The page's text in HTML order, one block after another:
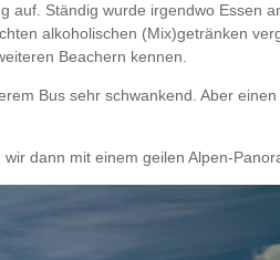
auf. Ständig wurde irgendwo Essen
alkoholischen (Mix)getränken
Beachern kennen.
Bus sehr schwankend. Aber
dann mit einem geilen Alpen-